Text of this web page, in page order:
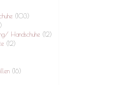
(103)
Handschuhe (12)
(12)
(16)